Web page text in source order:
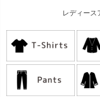
レディース